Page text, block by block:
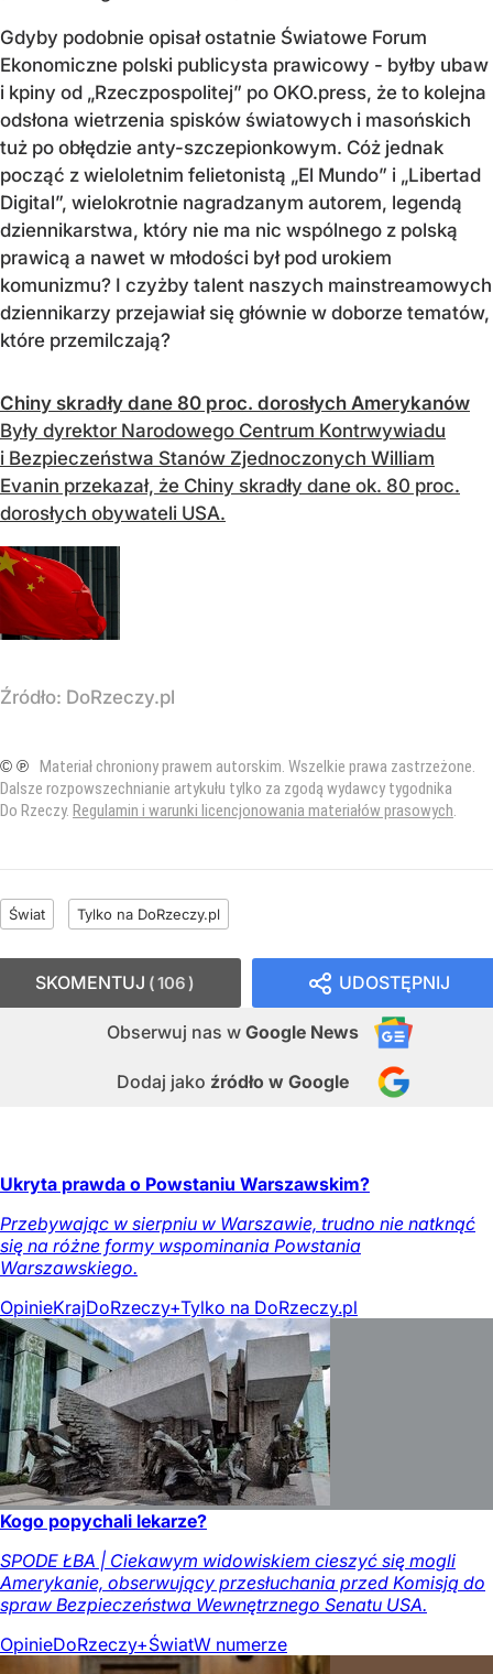
Gdyby podobnie opisał ostatnie Światowe Forum
Ekonomiczne polski publicysta prawicowy - byłby ubaw
i kpiny od „Rzeczpospolitej” po OKO.press, że to kolejna
odsłona wietrzenia spisków światowych i masońskich
tuż po obłędzie anty-szczepionkowym. Cóż jednak
począć z wieloletnim felietonistą „El Mundo” i „Libertad
Digital”, wielokrotnie nagradzanym autorem, legendą
dziennikarstwa, który nie ma nic wspólnego z polską
prawicą a nawet w młodości był pod urokiem
komunizmu? I czyżby talent naszych mainstreamowych
dziennikarzy przejawiał się głównie w doborze tematów,
które przemilczają?
Chiny skradły dane 80 proc. dorosłych Amerykanów
Były dyrektor Narodowego Centrum Kontrwywiadu
i Bezpieczeństwa Stanów Zjednoczonych William
Evanin przekazał, że Chiny skradły dane ok. 80 proc.
dorosłych obywateli USA.
Źródło: DoRzeczy.pl
© ℗ Materiał chroniony prawem autorskim. Wszelkie prawa zastrzeżone.
Dalsze rozpowszechnianie artykułu tylko za zgodą wydawcy tygodnika
Do Rzeczy. Regulamin i warunki licencjonowania materiałów prasowych
Świat Tylko na DoRzeczy.pl
UDOSTĘPNIJ
Obserwuj nas w Google News
Dodaj jako źródło w Google
SKOMENTUJ 106
Ukryta prawda o Powstaniu Warszawskim?
Przebywając w sierpniu w Warszawie, trudno nie natknąć
się na różne formy wspominania Powstania
Warszawskiego.
OpinieKrajDoRzeczy+Tylko na DoRzeczy.pl
Kogo popychali lekarze?
SPODE ŁBA | Ciekawym widowiskiem cieszyć się mogli
Amerykanie, obserwujący przesłuchania przed Komisją do
spraw Bezpieczeństwa Wewnętrznego Senatu USA.
OpinieDoRzeczy+ŚwiatW numerze